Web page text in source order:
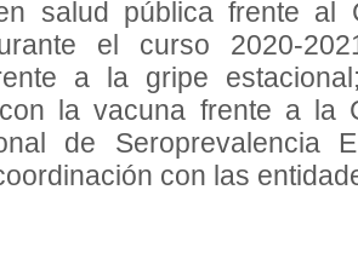
salud pública frente al
el curso 2020-
a la gripe
la vacuna frente a la
de Seroprevalencia
con las